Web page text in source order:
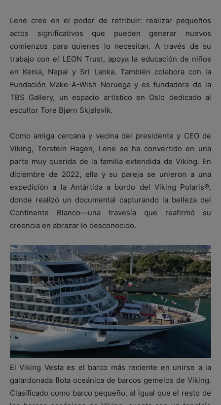
Lene cree en el poder de retribuir: realizar pequeños
actos significativos que pueden generar nuevos
comienzos para quienes lo necesitan. A través de su
trabajo con el LEON Trust, apoya la educación de niños
en Kenia, Nepal y Sri Lanka. También colabora con la
Fundación Make-A-Wish Noruega y es fundadora de la
TBS Gallery, un espacio artístico en Oslo dedicado al
escultor Tore Bjørn Skjølsvik.
Como amiga cercana y vecina del presidente y CEO de
Viking, Torstein Hagen, Lene se ha convertido en una
parte muy querida de la familia extendida de Viking. En
diciembre de 2022, ella y su pareja se unieron a una
expedición a la Antártida a bordo del Viking Polaris®,
donde realizó un documental capturando la belleza del
Continente Blanco—una travesía que reafirmó su
creencia en abrazar lo desconocido.
El Viking Vesta es el barco más reciente en unirse a la
galardonada flota oceánica de barcos gemelos de Viking.
Clasificado como barco pequeño, al igual que el resto de